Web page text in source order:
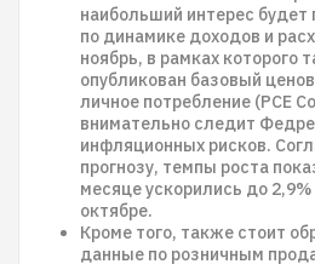
наибольший интерес будет
по динамике доходов и
ноябрь, в рамках которого
опубликован базовый
личное потребление (PCE
внимательно следит
инфляционных рисков.
прогнозу, темпы роста
месяце ускорились до 2,9%
октябре.
Кроме того, также стоит
данные по розничным